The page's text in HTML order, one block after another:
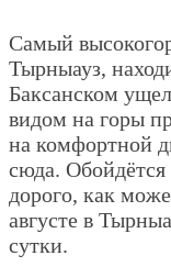
Самый
Тырныауз,
Баксанском
видом на горы
на комфортной
сюда. Обойдётся
дорого, как
августе в
сутки.